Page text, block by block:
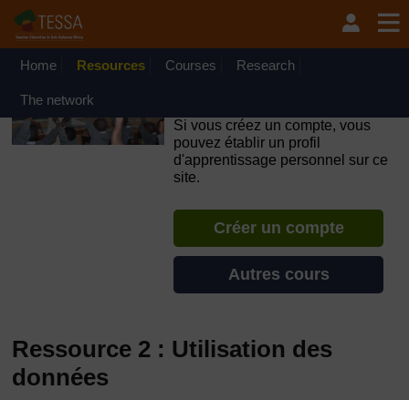
Passer au contenu principal
OpenLearn Create will be unavailable on Wednesday 12
August 2026 from 8am to 10.30am (GMT) due to routine
Home Resources Courses Research
The network
Si vous créez un compte, vous
pouvez établir un profil
d'apprentissage personnel sur ce
site.
Créer un compte
Autres cours
Ressource 2 : Utilisation des
données